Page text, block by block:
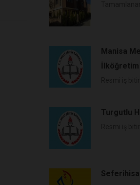
Manisa
Turgutlu